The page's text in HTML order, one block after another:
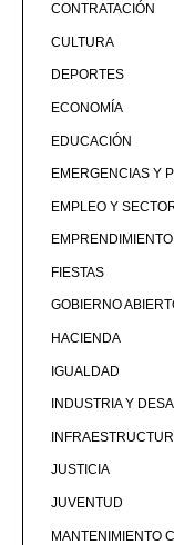
CONTRATACIÓN
CULTURA
DEPORTES
ECONOMÍA
EDUCACIÓN
EMERGENCIAS Y
EMPLEO Y
EMPRENDIMIENTO
FIESTAS
GOBIERNO
HACIENDA
IGUALDAD
INDUSTRIA Y
JUSTICIA
JUVENTUD
MANTENIMIENTO